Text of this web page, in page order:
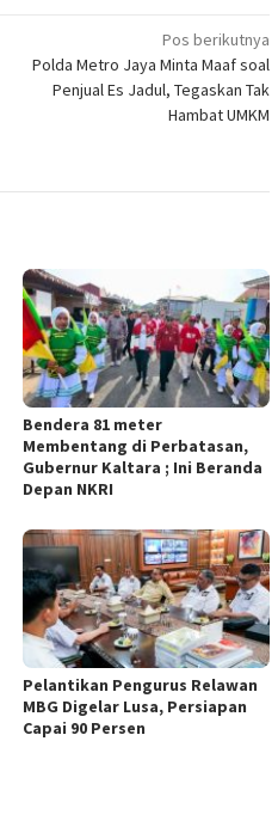
Pos berikutnya
Polda Metro Jaya Minta Maaf soal
Penjual Es Jadul, Tegaskan Tak
Hambat UMKM
Bendera 81 meter
Membentang di Perbatasan,
Gubernur Kaltara ; Ini Beranda
Depan NKRI
Pelantikan Pengurus Relawan
MBG Digelar Lusa, Persiapan
Capai 90 Persen